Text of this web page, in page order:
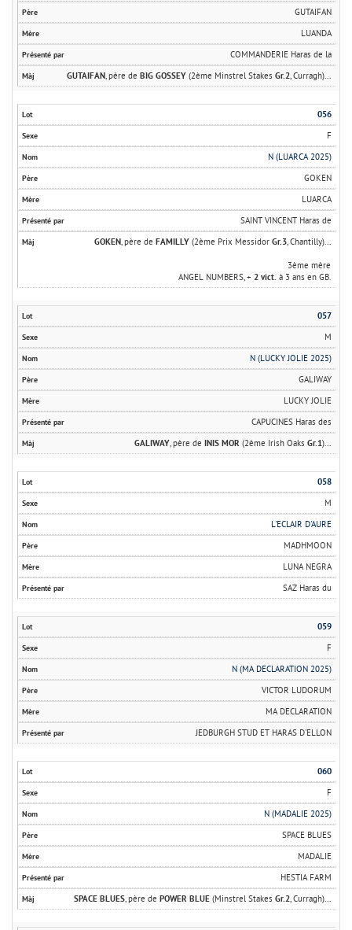
GUTAIFAN
LUANDA
COMMANDERIE Haras de la
GUTAIFAN , père deBIG GOSSEY (2ème Minstrel StakesGr.2 , Curragh)...
056
F
N (LUARCA 2025)
GOKEN
LUARCA
SAINT VINCENT Haras de
GOKEN , père deFAMILLY (2ème Prix MessidorGr.3 , Chantilly)...
3ème mère
ANGEL NUMBERS, + 2 vict. à 3 ans en GB.
057
M
N (LUCKY JOLIE 2025)
GALIWAY
LUCKY JOLIE
CAPUCINES Haras des
GALIWAY , père deINIS MOR (2ème Irish OaksGr.1)...
058
M
L'ECLAIR D'AURE
MADHMOON
LUNA NEGRA
SAZ Haras du
059
F
N (MA DECLARATION 2025)
VICTOR LUDORUM
MA DECLARATION
JEDBURGH STUD ET HARAS D'ELLON
060
F
N (MADALIE 2025)
SPACE BLUES
MADALIE
HESTIA FARM
SPACE BLUES , père dePOWER BLUE (Minstrel StakesGr.2 , Curragh)...